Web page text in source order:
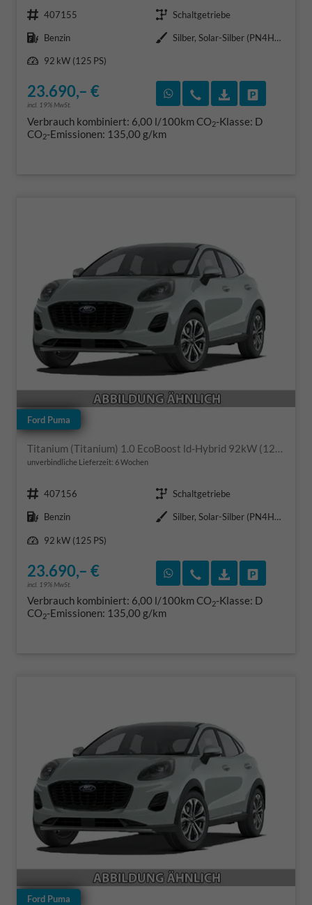
Fahrzeugnr. 407155 Getriebe Schaltgetriebe
Kraftstoff Benzin Außenfarbe
Silber, Solar-Silber (PN4HS0)
Leistung
92 kW (125 PS)
23.690,– €
incl. 19% MwSt.
Rückruf vereinbaren
Wir rufen Sie an
Verbrauch kombiniert: 6,00 l/100kmCO2-Klasse: D
CO2-Emissionen: 135,00 g/km
Ford Puma
Titanium (Titanium) 1.0 EcoBoost ld-Hybrid 92kW (125 PS) 7-Gang-DSG
unverbindliche Lieferzeit: 6 Wochen
Fahrzeugnr. 407156 Getriebe Schaltgetriebe
Kraftstoff Benzin Außenfarbe
Silber, Solar-Silber (PN4HS0)
Leistung
92 kW (125 PS)
23.690,– €
incl. 19% MwSt.
Rückruf vereinbaren
Wir rufen Sie an
Verbrauch kombiniert: 6,00 l/100kmCO2-Klasse: D
CO2-Emissionen: 135,00 g/km
Ford Puma